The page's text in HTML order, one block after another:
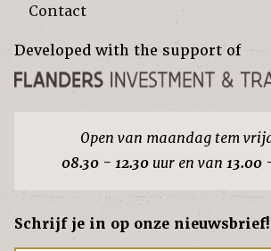
Contact
Developed with the support of
Open van maandag tem
08.30 - 12.30uur en van 13.00
Schrijf je in op onze nieuwsbrief!